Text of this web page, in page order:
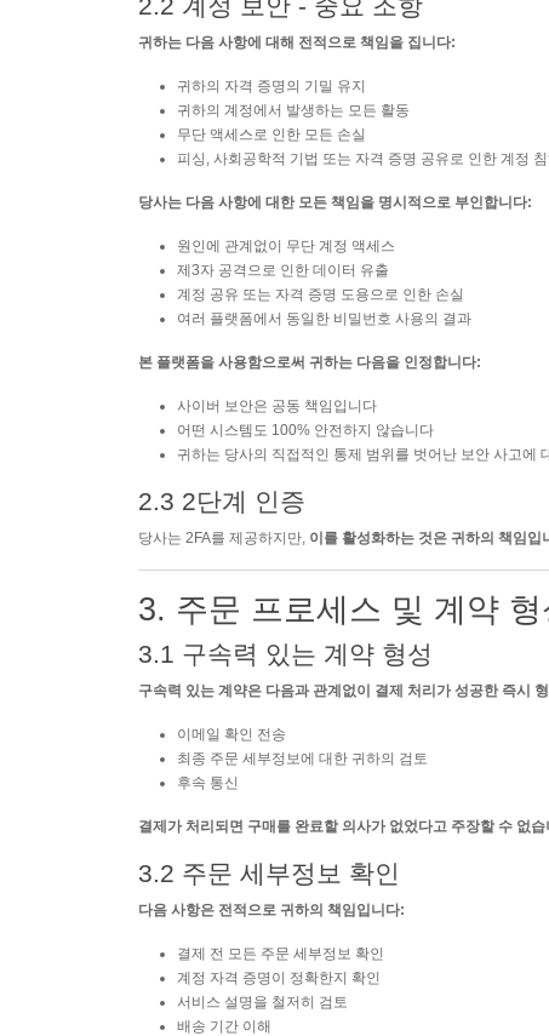
귀하는 다음 사항에 대해 전적으로 책임을 집니다:
귀하의 자격 증명의 기밀 유지
귀하의 계정에서 발생하는 모든 활동
무단 액세스로 인한 모든 손실
피싱, 사회공학적 기법 또는 자격 증명 공유로 인한 계정 침
당사는 다음 사항에 대한 모든 책임을 명시적으로 부인합니다:
원인에 관계없이 무단 계정 액세스
제3자 공격으로 인한 데이터 유출
계정 공유 또는 자격 증명 도용으로 인한 손실
여러 플랫폼에서 동일한 비밀번호 사용의 결과
본 플랫폼을 사용함으로써 귀하는 다음을 인정합니다:
사이버 보안은 공동 책임입니다
어떤 시스템도 100% 안전하지 않습니다
귀하는 당사의 직접적인 통제 범위를 벗어난 보안 사고
2.3 2단계 인증
당사는 2FA를 제공하지만, 이를 활성화하는 것은 귀하의 책임입
3. 주문 프로세스 및 계약 형
3.1 구속력 있는 계약 형성
구속력 있는 계약은 다음과 관계없이 결제 처리가 성공한 즉시
이메일 확인 전송
최종 주문 세부정보에 대한 귀하의 검토
후속 통신
결제가 처리되면 구매를 완료할 의사가 없었다고 주장할 수 없습
3.2 주문 세부정보 확인
다음 사항은 전적으로 귀하의 책임입니다:
결제 전 모든 주문 세부정보 확인
계정 자격 증명이 정확한지 확인
서비스 설명을 철저히 검토
배송 기간 이해